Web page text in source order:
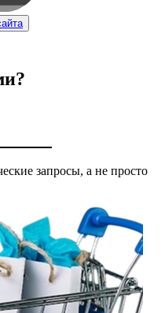
запросы, а не просто